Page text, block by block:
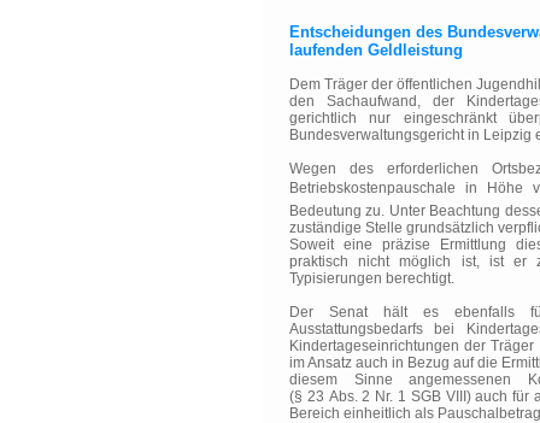
Entscheidungen des
laufenden Geldleistung
Dem Träger der öffentlichen
den Sachaufwand, der
gerichtlich nur eingeschränkt
Bundesverwaltungsgericht in Leipzig
Wegen des erforderlichen
Betriebskostenpauschale in
Bedeutung zu. Unter Beachtung
zuständige Stelle grundsätzlich
Soweit eine präzise Ermittlung
praktisch nicht möglich ist, ist er
Typisierungen berechtigt.
Der Senat hält es ebenfalls
Ausstattungsbedarfs bei
Kindertageseinrichtungen der
im Ansatz auch in Bezug auf die
diesem Sinne angemessenen
(§ 23 Abs. 2 Nr. 1 SGB VIII) auch
Bereich einheitlich als